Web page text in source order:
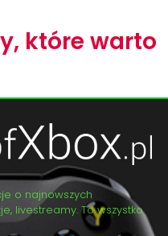
które warto
o najnowszych
livestreamy. To wszystko